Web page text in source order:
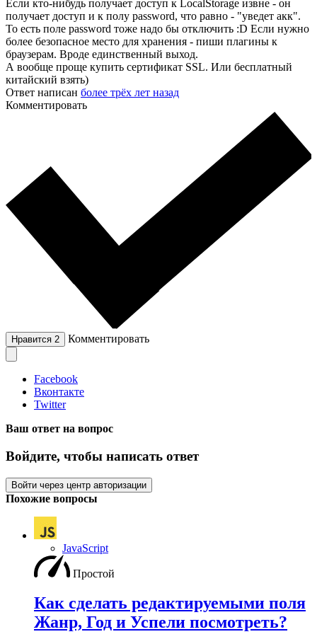
Если кто-нибудь получает доступ к LocalStorage извне - он
получает доступ и к полу password, что равно - "уведет акк".
То есть поле password тоже надо бы отключить :D Если нужно
более безопасное место для хранения - пиши плагины к
браузерам. Вроде единственный выход.
А вообще проще купить сертификат SSL. Или бесплатный
китайский взять)
Ответ написан более трёх лет назад
Комментировать
Нравится 2 Комментировать
Facebook
Вконтакте
Twitter
Ваш ответ на вопрос
Войдите, чтобы написать ответ
Войти через центр авторизации
Похожие вопросы
JavaScript
Простой
Как сделать редактируемыми поля
Жанр, Год и Успели посмотреть?